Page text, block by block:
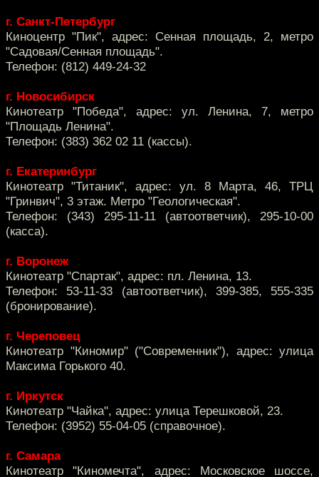
г. Санкт-Петербург
Киноцентр "Пик", адрес: Сенная площадь, 2, метро
"Садовая/Сенная площадь".
Телефон: (812) 449-24-32
г. Новосибирск
Кинотеатр "Победа", адрес: ул. Ленина, 7, метро
"Площадь Ленина".
Телефон: (383) 362 02 11 (кассы).
г. Екатеринбург
Кинотеатр "Титаник", адрес: ул. 8 Марта, 46, ТРЦ
"Гринвич", 3 этаж. Метро "Геологическая".
Телефон: (343) 295-11-11 (автоответчик), 295-10-00
(касса).
г. Воронеж
Кинотеатр "Спартак", адрес: пл. Ленина, 13.
Телефон: 53-11-33 (автоответчик), 399-385, 555-335
(бронирование).
г. Череповец
Кинотеатр "Киномир" ("Современник"), адрес: улица
Максима Горького 40.
г. Иркутск
Кинотеатр "Чайка", адрес: улица Терешковой, 23.
Телефон: (3952) 55-04-05 (справочное).
г. Самара
Кинотеатр "Киномечта", адрес: Московское шоссе,